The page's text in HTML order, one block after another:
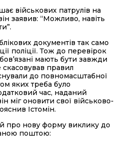
військових патрулів на
заявив: “Можливо, навіть
документів так само
поліції. Тож до перевірок
мають бути завжди
скасовував правил
до повномасштабної
яких треба було
час, наданий
міг оновити свої військово-
Істомін.
про нову форму виклику до
поштою: